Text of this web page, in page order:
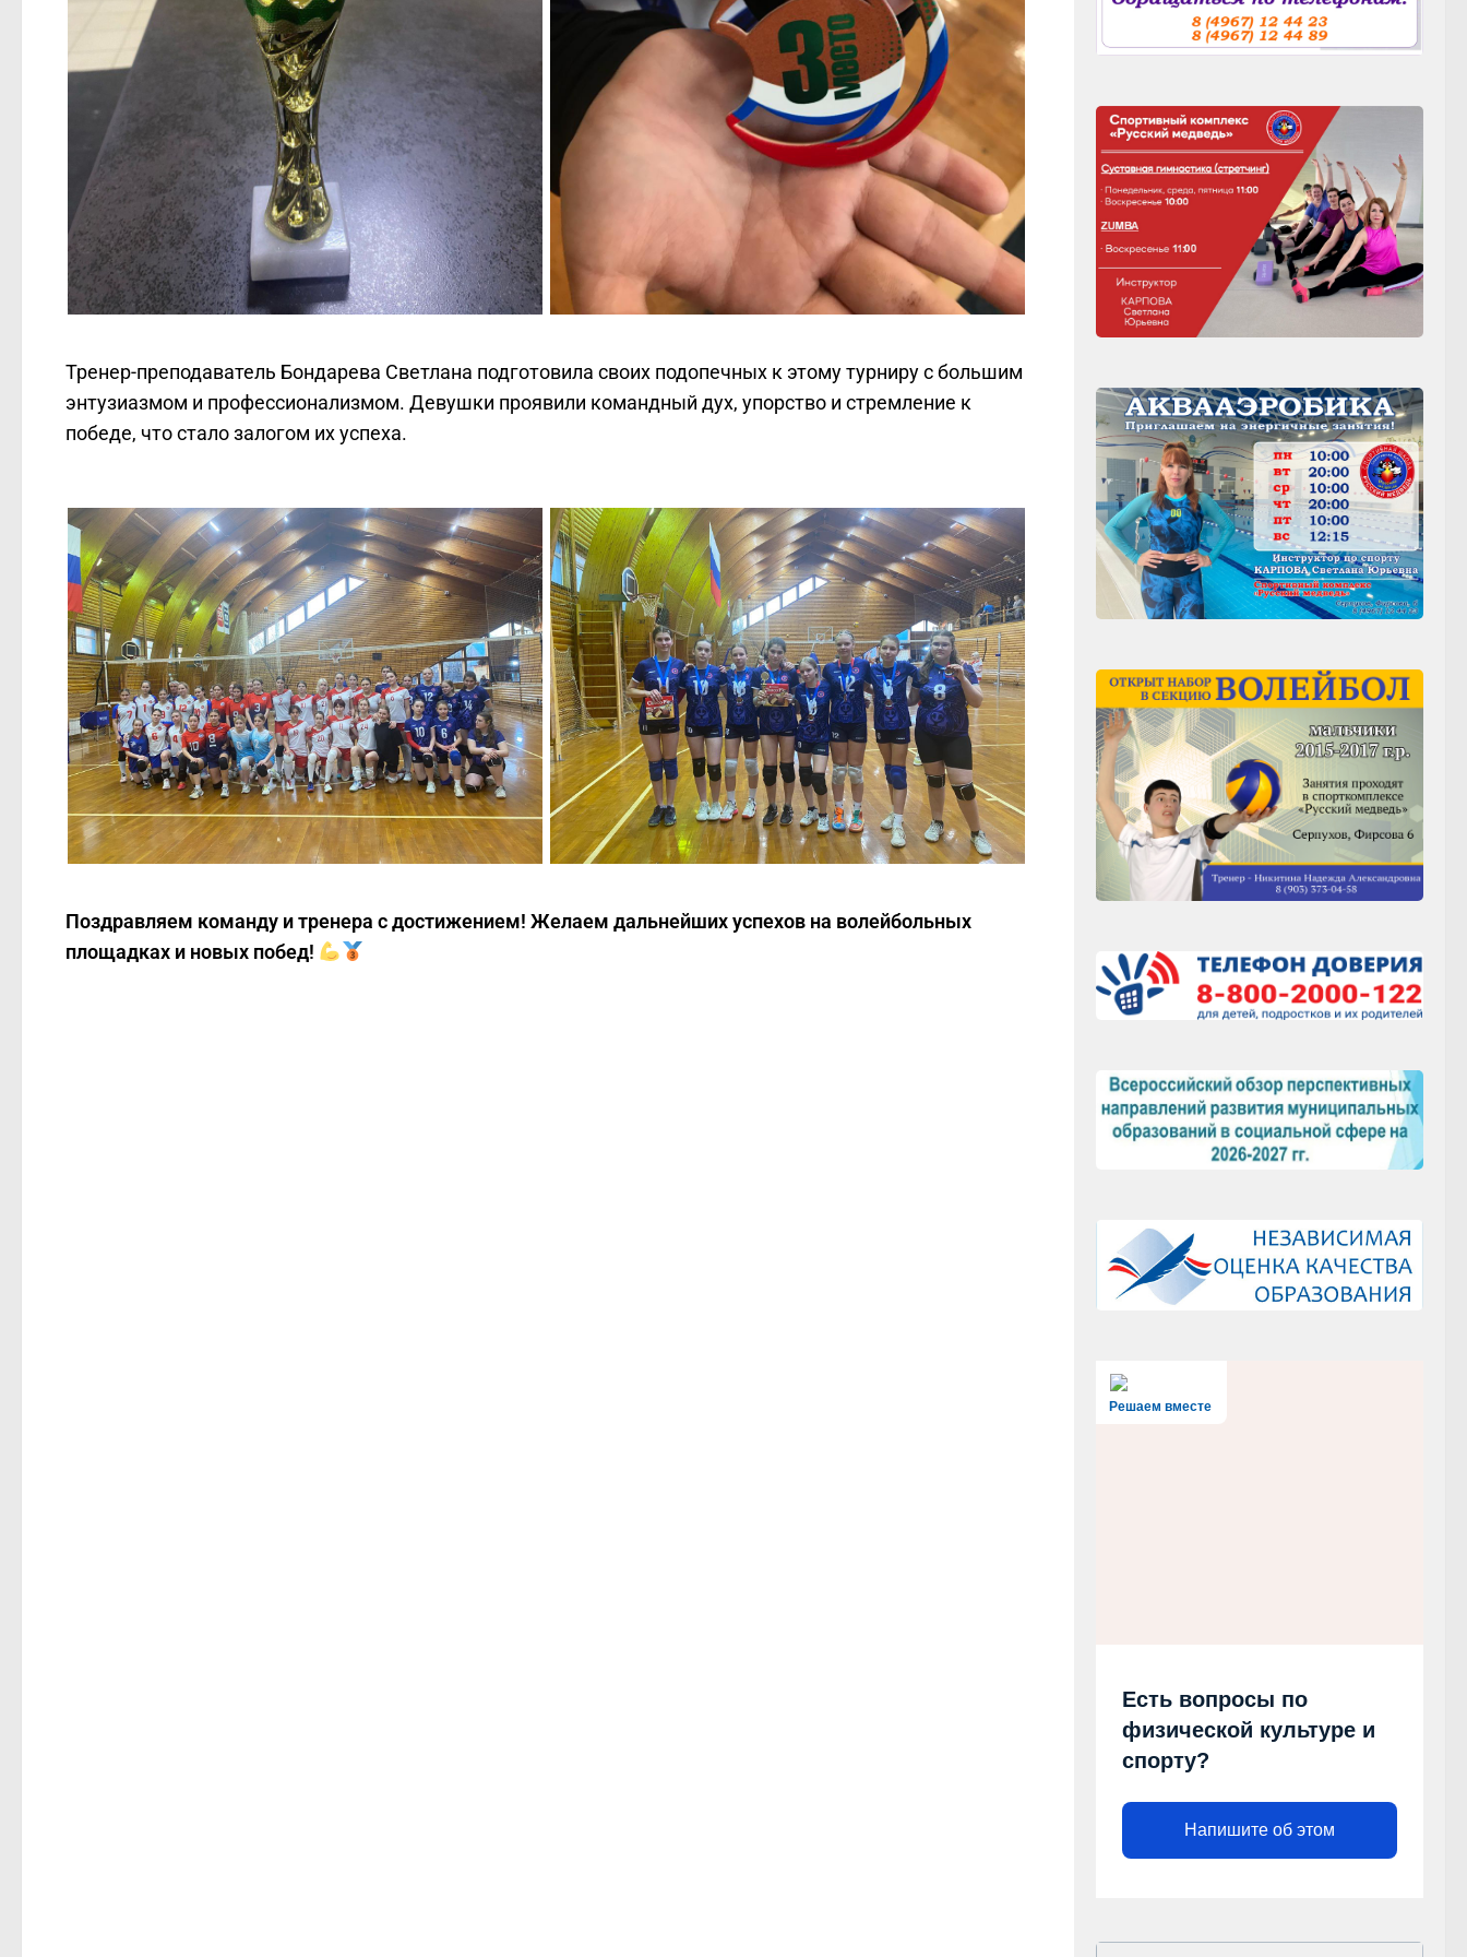
Тренер-преподаватель Бондарева Светлана подготовила своих подопечных к этому турниру с большим
энтузиазмом и профессионализмом. Девушки проявили командный дух, упорство и стремление к
победе, что стало залогом их успеха.
Поздравляем команду и тренера с достижением! Желаем дальнейших успехов на волейбольных
площадках и новых побед!
Решаем вместе
Есть вопросы по
физической культуре и
спорту?
Напишите об этом